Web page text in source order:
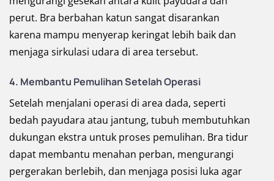
perut. Bra berbahan katun sangat disarankan
karena mampu menyerap keringat lebih baik dan
menjaga sirkulasi udara di area tersebut.
4. Membantu Pemulihan Setelah Operasi
Setelah menjalani operasi di area dada, seperti
bedah payudara atau jantung, tubuh membutuhkan
dukungan ekstra untuk proses pemulihan. Bra tidur
dapat membantu menahan perban, mengurangi
pergerakan berlebih, dan menjaga posisi luka agar